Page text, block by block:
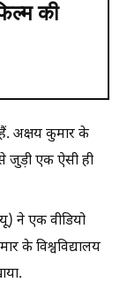
की
अक्षय कुमार के
जुड़ी एक ऐसी ही
ने एक वीडियो
के विश्वविद्यालय